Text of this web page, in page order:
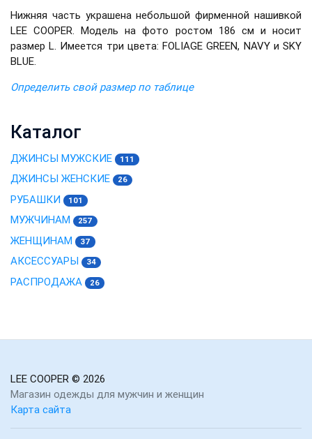
Нижняя часть украшена небольшой фирменной нашивкой
LEE COOPER. Модель на фото ростом 186 см и носит
размер L. Имеется три цвета: FOLIAGE GREEN, NAVY и SKY
BLUE.
Определить свой размер по таблице
Каталог
ДЖИНСЫ МУЖСКИЕ 111
ДЖИНСЫ ЖЕНСКИЕ 26
РУБАШКИ 101
МУЖЧИНАМ 257
ЖЕНЩИНАМ 37
АКСЕССУАРЫ 34
РАСПРОДАЖА 26
LEE COOPER © 2026
Магазин одежды для мужчин и женщин
Карта сайта